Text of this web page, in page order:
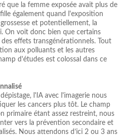
que la femme exposée avait plus de
également quand l'exposition
et potentiellement, la
On voit donc bien que certains
effets transgénérationnels. Tout
aux polluants et les autres
d'études est colossal dans ce
l'IA avec l'imagerie nous
les cancers plus tôt. Le champ
primaire étant assez restreint, nous
vers la prévention secondaire et
Nous attendons d’ici 2 ou 3 ans